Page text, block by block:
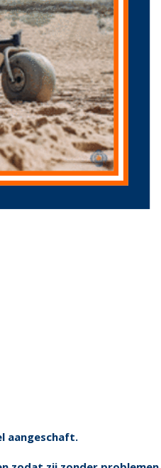
aangeschaft.